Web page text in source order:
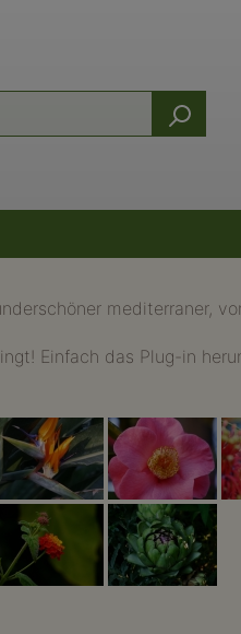
mediterraner,
Einfach das Plug-in